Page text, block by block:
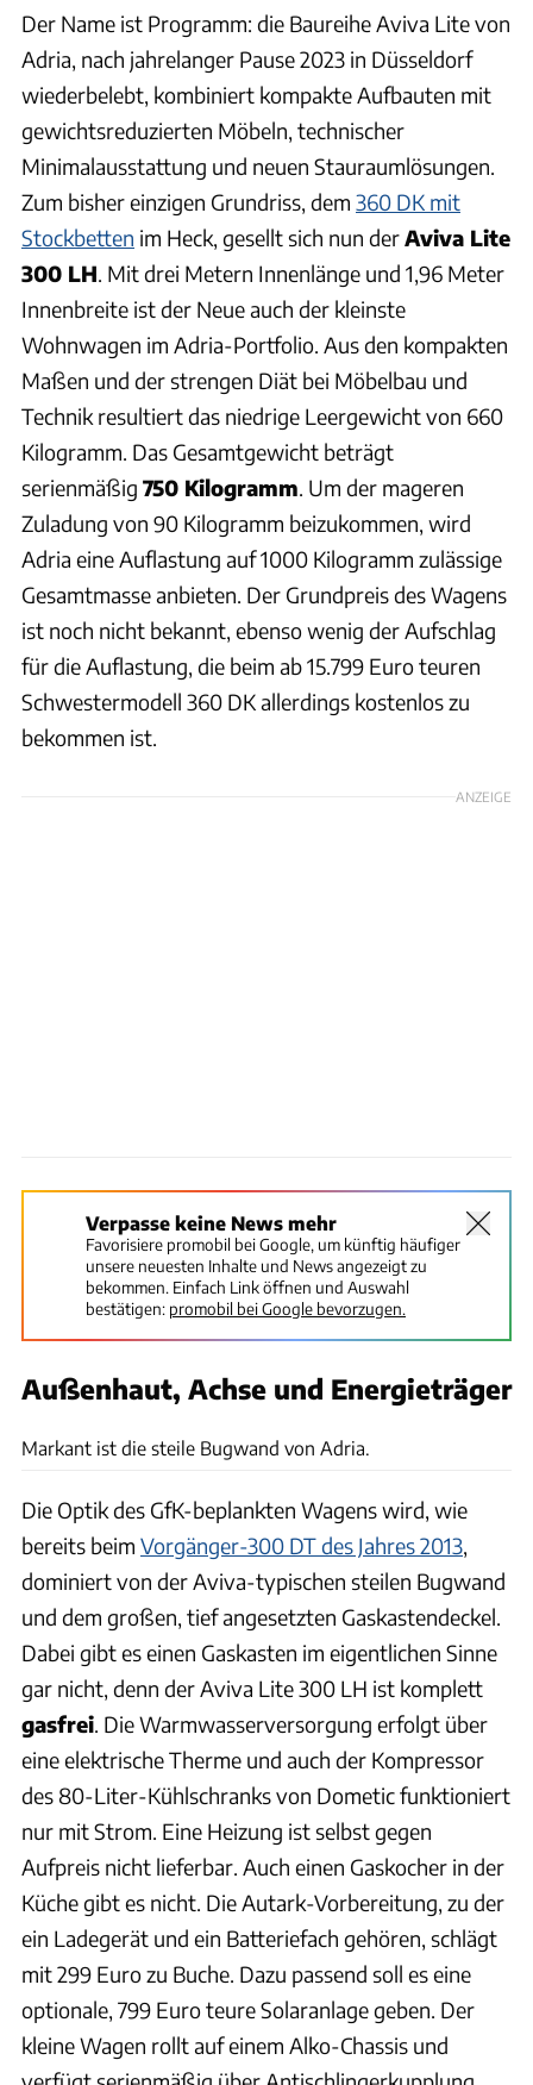
Der Name ist Programm: die Baureihe Aviva Lite von
Adria, nach jahrelanger Pause 2023 in Düsseldorf
wiederbelebt, kombiniert kompakte Aufbauten mit
gewichtsreduzierten Möbeln, technischer
Minimalausstattung und neuen Stauraumlösungen.
Zum bisher einzigen Grundriss, dem 360 DK mit
Stockbetten im Heck, gesellt sich nun derAviva Lite
300 LH. Mit drei Metern Innenlänge und 1,96 Meter
Innenbreite ist der Neue auch der kleinste
Wohnwagen im Adria-Portfolio. Aus den kompakten
Maßen und der strengen Diät bei Möbelbau und
Technik resultiert das niedrige Leergewicht von 660
Kilogramm. Das Gesamtgewicht beträgt
serienmäßig 750 Kilogramm. Um der mageren
Zuladung von 90 Kilogramm beizukommen, wird
Adria eine Auflastung auf 1000 Kilogramm zulässige
Gesamtmasse anbieten. Der Grundpreis des Wagens
ist noch nicht bekannt, ebenso wenig der Aufschlag
für die Auflastung, die beim ab 15.799 Euro teuren
Schwestermodell 360 DK allerdings kostenlos zu
bekommen ist.
ANZEIGE
Verpasse keine News mehr
Favorisiere promobil bei Google, um künftig häufiger
unsere neuesten Inhalte und News angezeigt zu
bekommen. Einfach Link öffnen und Auswahl
bestätigen: promobil bei Google bevorzugen.
Außenhaut, Achse und Energieträger
Saskia Hörmann
Markant ist die steile Bugwand von Adria.
Die Optik des GfK-beplankten Wagens wird, wie
bereits beim Vorgänger-300 DT des Jahres 2013,
dominiert von der Aviva-typischen steilen Bugwand
und dem großen, tief angesetzten Gaskastendeckel.
Dabei gibt es einen Gaskasten im eigentlichen Sinne
gar nicht, denn der Aviva Lite 300 LH ist komplett
gasfrei. Die Warmwasserversorgung erfolgt über
eine elektrische Therme und auch der Kompressor
des 80-Liter-Kühlschranks von Dometic funktioniert
nur mit Strom. Eine Heizung ist selbst gegen
Aufpreis nicht lieferbar. Auch einen Gaskocher in der
Küche gibt es nicht. Die Autark-Vorbereitung, zu der
ein Ladegerät und ein Batteriefach gehören, schlägt
mit 299 Euro zu Buche. Dazu passend soll es eine
optionale, 799 Euro teure Solaranlage geben. Der
kleine Wagen rollt auf einem Alko-Chassis und